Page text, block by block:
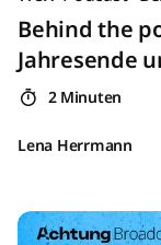
Behind the
Jahresende
2 Minuten
Lena Herrmann